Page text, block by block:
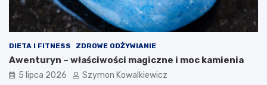
DIETA I FITNESS ZDROWE ODŻYWIANIE
Awenturyn – właściwości magiczne i moc kamienia
5 lipca 2026 Szymon Kowalkiewicz